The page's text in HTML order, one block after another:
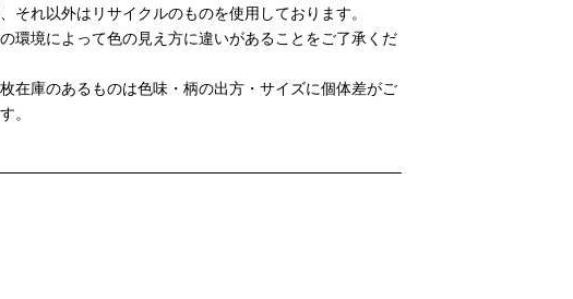
それ以外はリサイクルのものを使用しております。
環境によって色の見え方に違いがあることをご了承くだ
在庫のあるものは色味・柄の出方・サイズに個体差がご
。